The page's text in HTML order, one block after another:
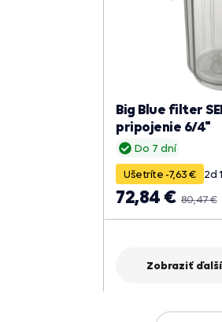
Do 7 dní
Big Blue filter
pripojenie 6/4"
Ušetríte -7,63 € 2d
80,47 €
72,84 €
Zobraziť